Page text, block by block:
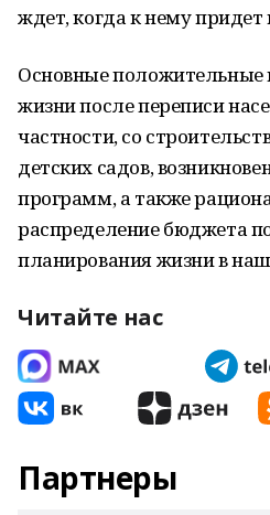
ждет, когда к нему придет
Основные положительные
жизни после переписи
частности, со
детских садов,
программ, а также
распределение бюджета
планирования жизни в
Читайте нас
Партнеры